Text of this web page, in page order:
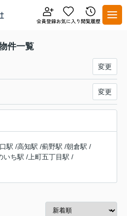
件一覧
変更
変更
駅 /高知駅 /薊野駅 /朝倉駅 /
いち駅 / 上町五丁目駅 /